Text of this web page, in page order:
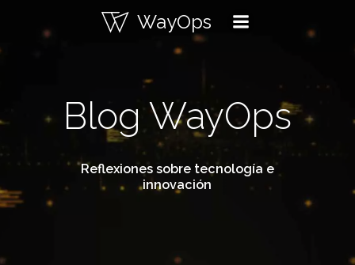
al
contenido
WayOps
Blog WayOps
Reflexiones sobre tecnología e
innovación